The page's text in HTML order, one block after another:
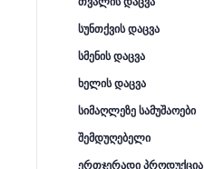
სუნთქვის დაცვა
სმენის დაცვა
ხელის დაცვა
სიმაღლეზე სამუშაოები
შემდუღებელი
ერთჯერადი პროდუქცია